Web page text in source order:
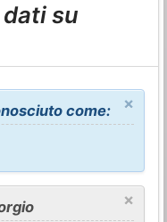
su
×
come:
×